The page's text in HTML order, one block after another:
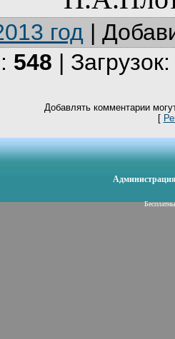
год |
: 548 | Загрузок
Добавлять комментарии
[